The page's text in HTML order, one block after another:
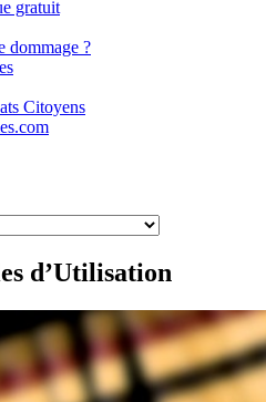
gratuit
dommage ?
Citoyens
d’Utilisation